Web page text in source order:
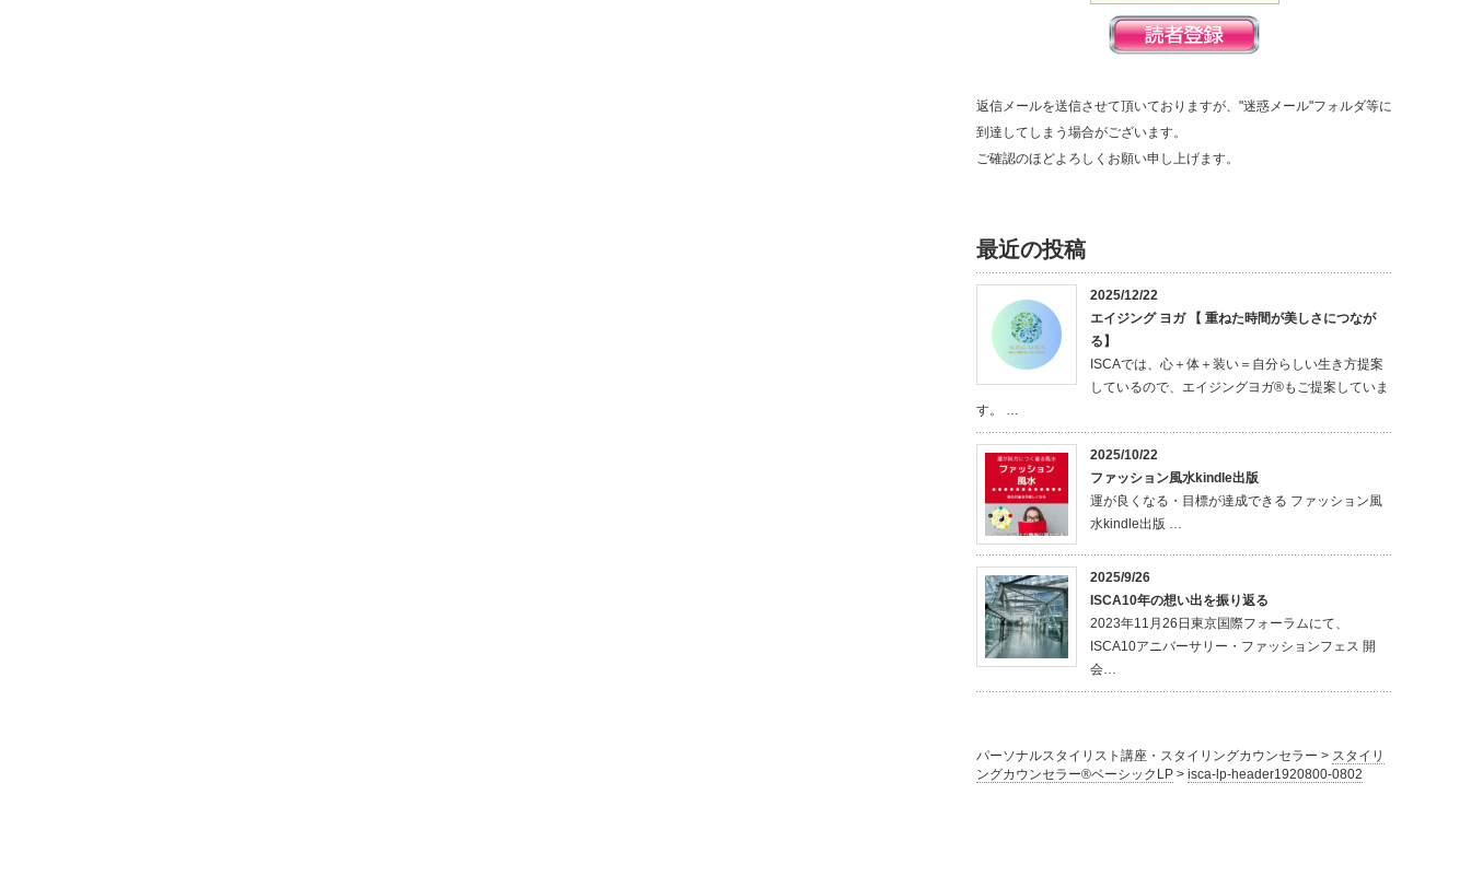
返信メールを送信させて頂いておりますが、"迷惑メール"フォルダ等に
到達してしまう場合がございます。
ご確認のほどよろしくお願い申し上げます。
最近の投稿
2025/12/22
エイジング ヨガ 【 重ねた時間が美しさにつなが
る】
ISCAでは、心＋体＋装い＝自分らしい生き方提案
しているので、エイジングヨガ®もご提案していま
す。 …
2025/10/22
ファッション風水kindle出版
運が良くなる・目標が達成できる ファッション風
水kindle出版 …
2025/9/26
ISCA10年の想い出を振り返る
2023年11月26日東京国際フォーラムにて、
ISCA10アニバーサリー・ファッションフェス 開
会…
パーソナルスタイリスト講座・スタイリングカウンセラー > スタイリ
ングカウンセラー®ベーシックLP > isca-lp-header1920800-0802